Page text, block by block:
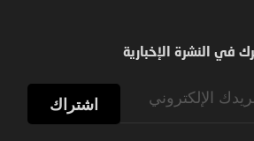
في النشرة الإخبارية
اشتراك